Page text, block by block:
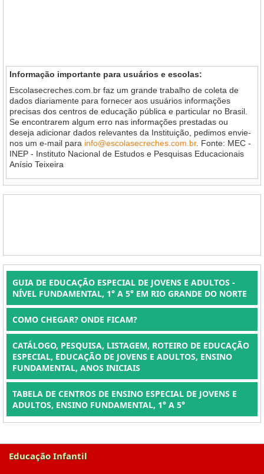
Informação importante para usuários e escolas:
Escolasecreches.com.br faz um grande trabalho de coleta de
dados diariamente para fornecer aos usuários informações
precisas dos centros de educação pública e particular no Brasil.
Se encontrarem algum erro nas informações prestadas ou
deseja adicionar dados relevantes da Instituição, pedimos envie-
nos um e-mail para info@escolasecreches.com.br. Fonte: MEC -
INEP - Instituto Nacional de Estudos e Pesquisas Educacionais
Anísio Teixeira
GUIA DE EDUCAÇÃO ESPECIAL DE JOVENS E ADULTOS -
NÍVEL FUNDAMENTAL, 1° A 5° EM RIO GRANDE DO NORTE
COMO CHEGAR? ONDE FICAM?
CATÁLOGO, PESQUISA, LISTAGEM, ROTEIRO DE EDUCAÇÃO
ESPECIAL, EDUCAÇÃO DE JOVENS E ADULTOS, ENSINO
FUNDAMENTAL, ANOS INICIAIS
TABELA DE CENTROS DE ENSINO ESPECIAL DE JOVENS E
ADULTOS, ENSINO FUNDAMENTAL, 1° A 5°
Educação Infantil